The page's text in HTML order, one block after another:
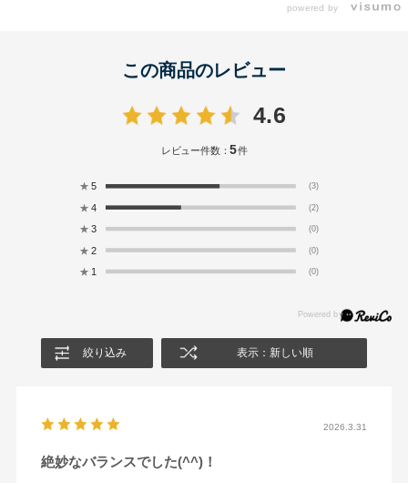
powered by
この商品のレビュー
4.6
レビュー件数：5件
★ 5 (3)
★ 4 (2)
★ 3 (0)
★ 2 (0)
★ 1 (0)
絞り込み 表示：新しい順
2026.3.31
絶妙なバランスでした(^^)！